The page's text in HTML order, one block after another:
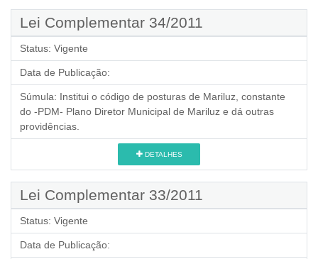
Lei Complementar 34/2011
Status: Vigente
Data de Publicação:
Súmula: Institui o código de posturas de Mariluz, constante
do -PDM- Plano Diretor Municipal de Mariluz e dá outras
providências.
DETALHES
Lei Complementar 33/2011
Status: Vigente
Data de Publicação: